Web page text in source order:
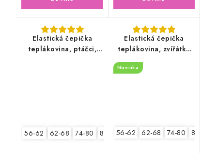
Elastická čepička
teplákovina, ptáčci,
56-62 62-68 74-80 80-86
Elastická čepička
teplákovina, zvířátka
Novinka
56-62 62-68 74-80 80-86